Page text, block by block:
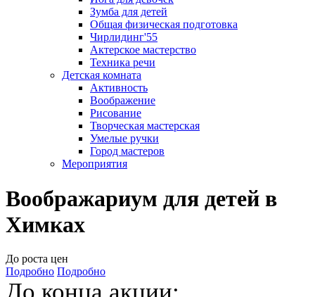
Зумба для детей
Общая физическая подготовка
Чирлидинг'55
Актерское мастерство
Техника речи
Детская комната
Активность
Воображение
Рисование
Творческая мастерская
Умелые ручки
Город мастеров
Мероприятия
Воображариум для детей в
Химках
До роста цен
Подробно Подробно